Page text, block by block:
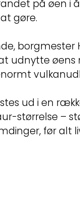
på øen i
gøre.
udnytte
ud i en
størrelse –
før alt